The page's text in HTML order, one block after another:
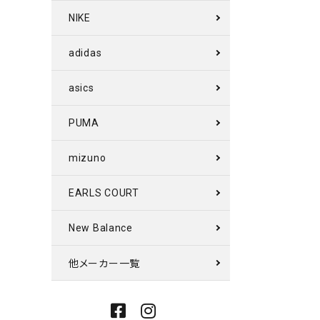
NIKE
adidas
asics
PUMA
mizuno
EARLS COURT
New Balance
他メーカー一覧